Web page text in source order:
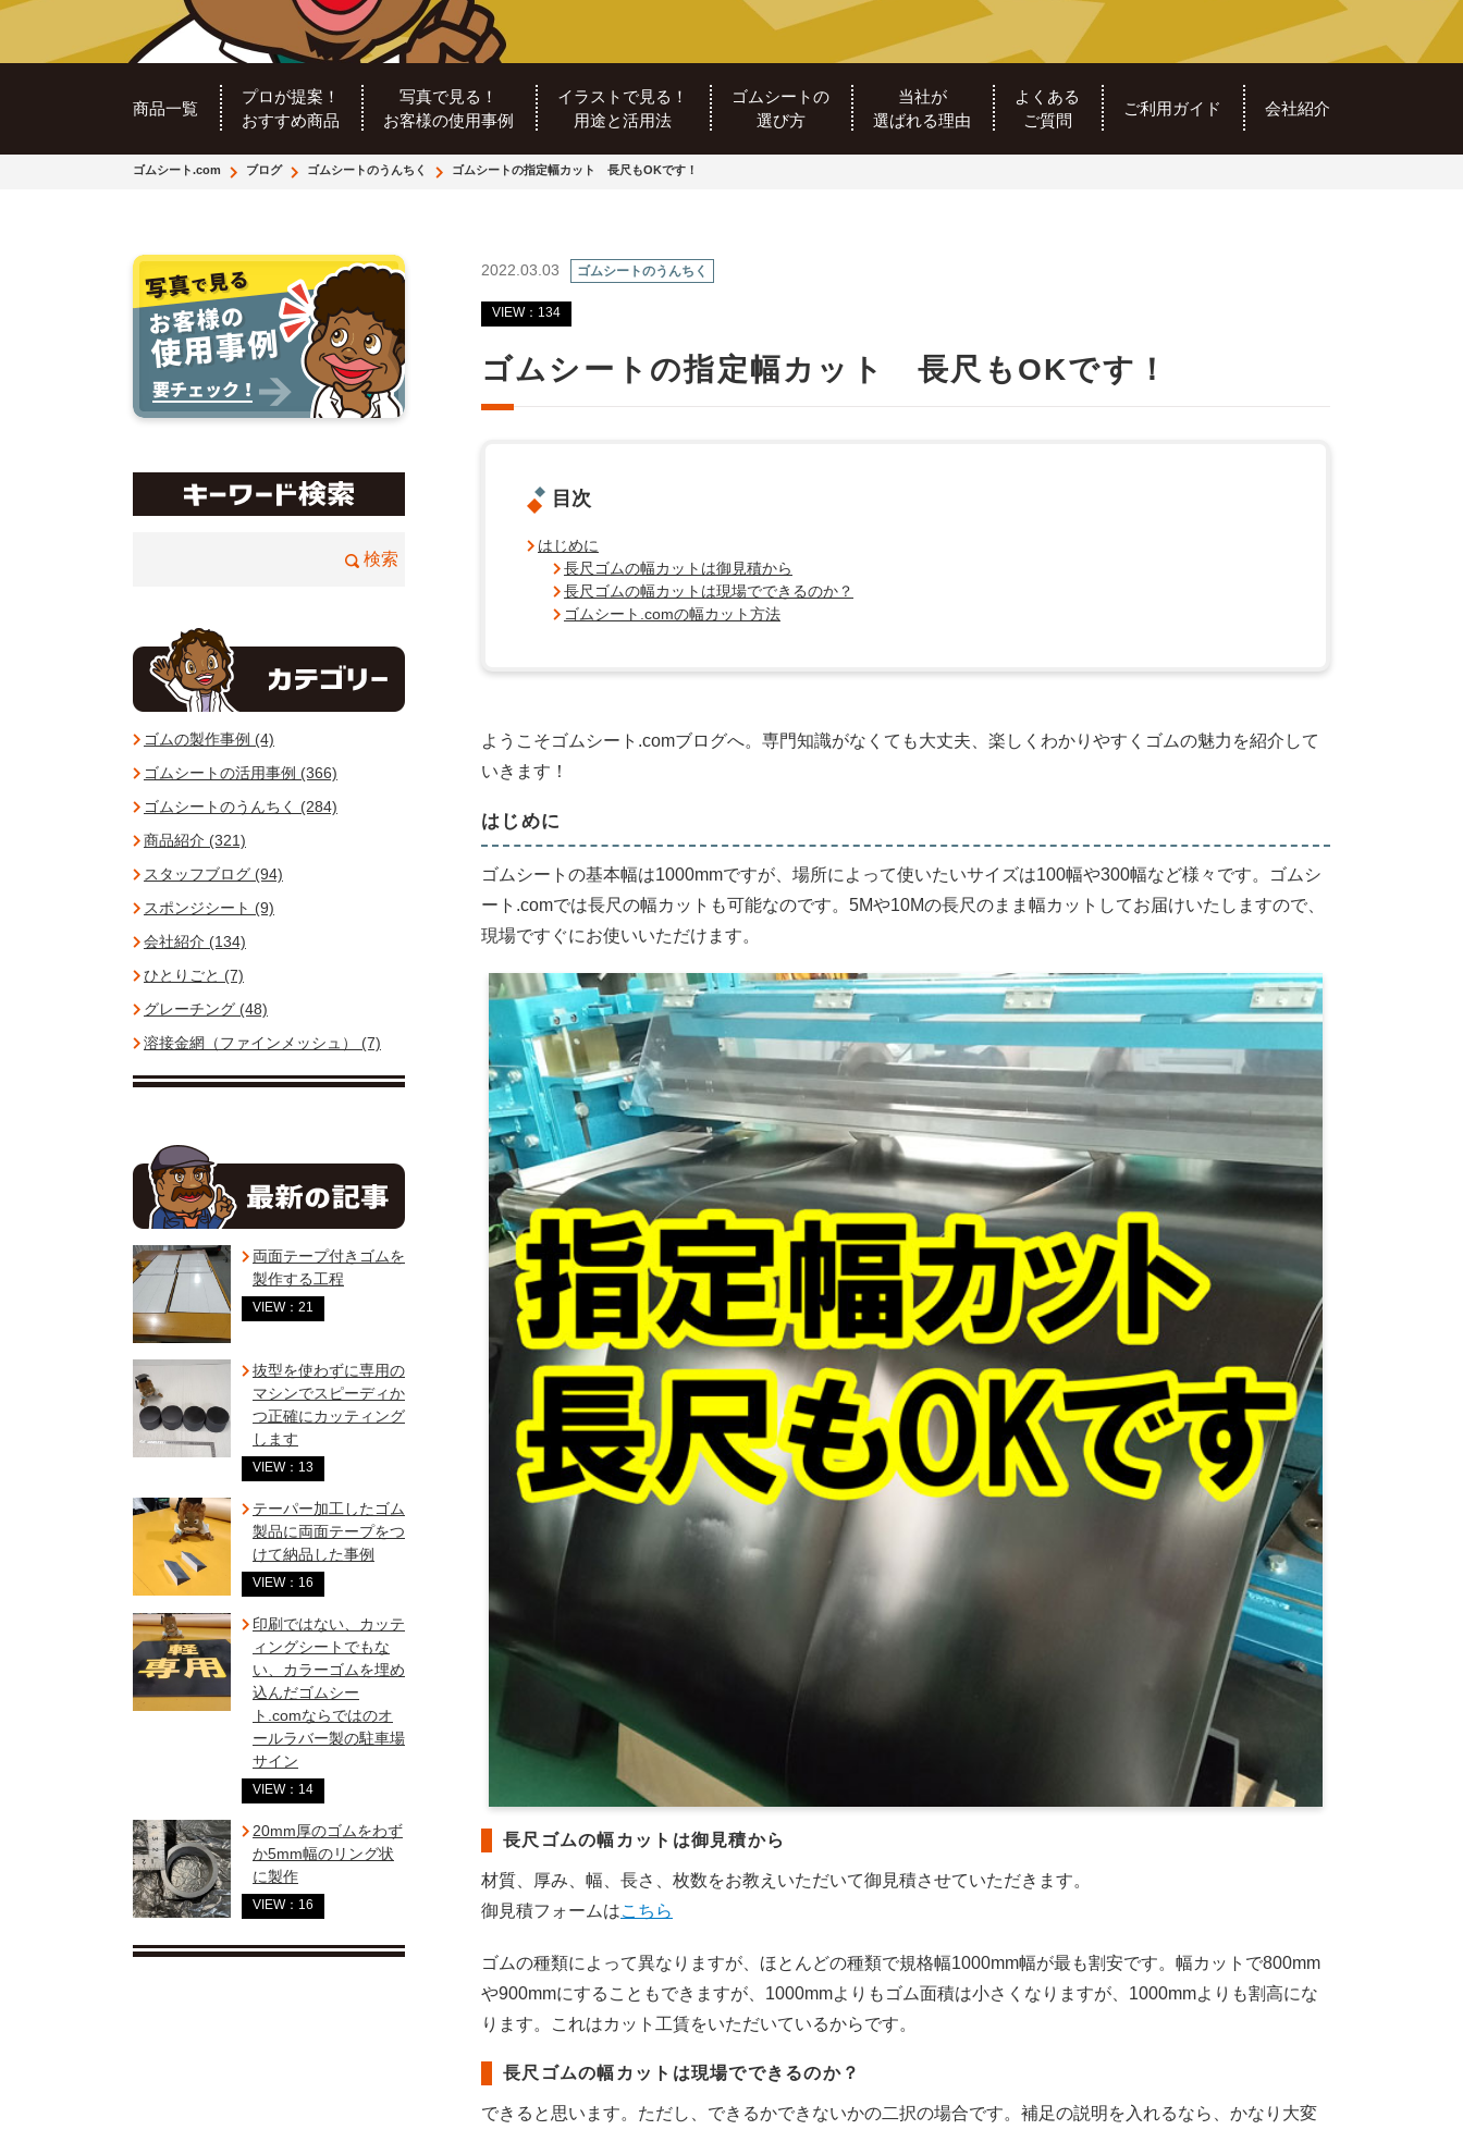
商品一覧
プロが提案！
おすすめ商品
写真で見る！
お客様の使用事例
イラストで見る！
用途と活用法
ゴムシートの
選び方
当社が
選ばれる理由
よくある
ご質問
ご利用ガイド 会社紹介
ゴムシート.com ブログ ゴムシートのうんちく ゴムシートの指定幅カット 長尺もOKです！
2022.03.03 ゴムシートのうんちく
VIEW：134
ゴムシートの指定幅カット 長尺もOKです！
目次
はじめに
長尺ゴムの幅カットは御見積から
長尺ゴムの幅カットは現場でできるのか？
ゴムシート.comの幅カット方法
ようこそゴムシート.comブログへ。専門知識がなくても大丈夫、楽しくわかりやすくゴムの魅力を紹介して
いきます！
はじめに
ゴムシートの基本幅は1000mmですが、場所によって使いたいサイズは100幅や300幅など様々です。ゴムシ
ート.comでは長尺の幅カットも可能なのです。5Mや10Mの長尺のまま幅カットしてお届けいたしますので、
現場ですぐにお使いいただけます。
長尺ゴムの幅カットは御見積から
材質、厚み、幅、長さ、枚数をお教えいただいて御見積させていただきます。
御見積フォームはこちら
ゴムの種類によって異なりますが、ほとんどの種類で規格幅1000mm幅が最も割安です。幅カットで800mm
や900mmにすることもできますが、1000mmよりもゴム面積は小さくなりますが、1000mmよりも割高にな
ります。これはカット工賃をいただいているからです。
長尺ゴムの幅カットは現場でできるのか？
できると思います。ただし、できるかできないかの二択の場合です。補足の説明を入れるなら、かなり大変
ゴムの製作事例 (4)
ゴムシートの活用事例 (366)
ゴムシートのうんちく (284)
商品紹介 (321)
スタッフブログ (94)
スポンジシート (9)
会社紹介 (134)
ひとりごと (7)
グレーチング (48)
溶接金網（ファインメッシュ） (7)
両面テープ付きゴムを
製作する工程
VIEW：21
抜型を使わずに専用の
マシンでスピーディか
つ正確にカッティング
します
VIEW：13
テーパー加工したゴム
製品に両面テープをつ
けて納品した事例
VIEW：16
印刷ではない、カッテ
ィングシートでもな
い、カラーゴムを埋め
込んだゴムシー
ト.comならではのオ
ールラバー製の駐車場
サイン
VIEW：14
20mm厚のゴムをわず
か5mm幅のリング状
に製作
VIEW：16